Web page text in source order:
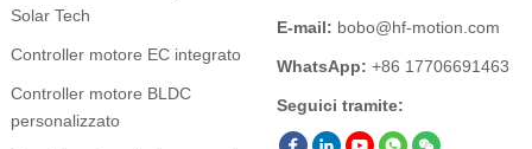
Solar Tech
Controller motore EC integrato
Controller motore BLDC
personalizzato
E-mail: bobo@hf-motion.com
WhatsApp: +86 17706691463
Seguici tramite: